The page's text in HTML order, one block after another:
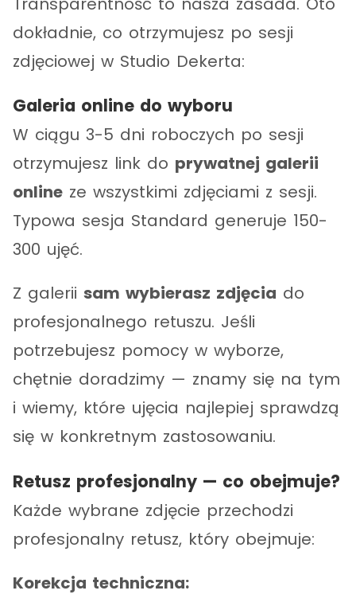
dokładnie, co otrzymujesz po sesji
zdjęciowej w Studio Dekerta:
Galeria online do wyboru
W ciągu 3-5 dni roboczych po sesji
otrzymujesz link do prywatnej galerii
online ze wszystkimi zdjęciami z sesji.
Typowa sesja Standard generuje 150-
300 ujęć.
Z galerii sam wybierasz zdjęcia do
profesjonalnego retuszu. Jeśli
potrzebujesz pomocy w wyborze,
chętnie doradzimy — znamy się na tym
i wiemy, które ujęcia najlepiej sprawdzą
się w konkretnym zastosowaniu.
Retusz profesjonalny — co obejmuje?
Każde wybrane zdjęcie przechodzi
profesjonalny retusz, który obejmuje:
Korekcja techniczna: